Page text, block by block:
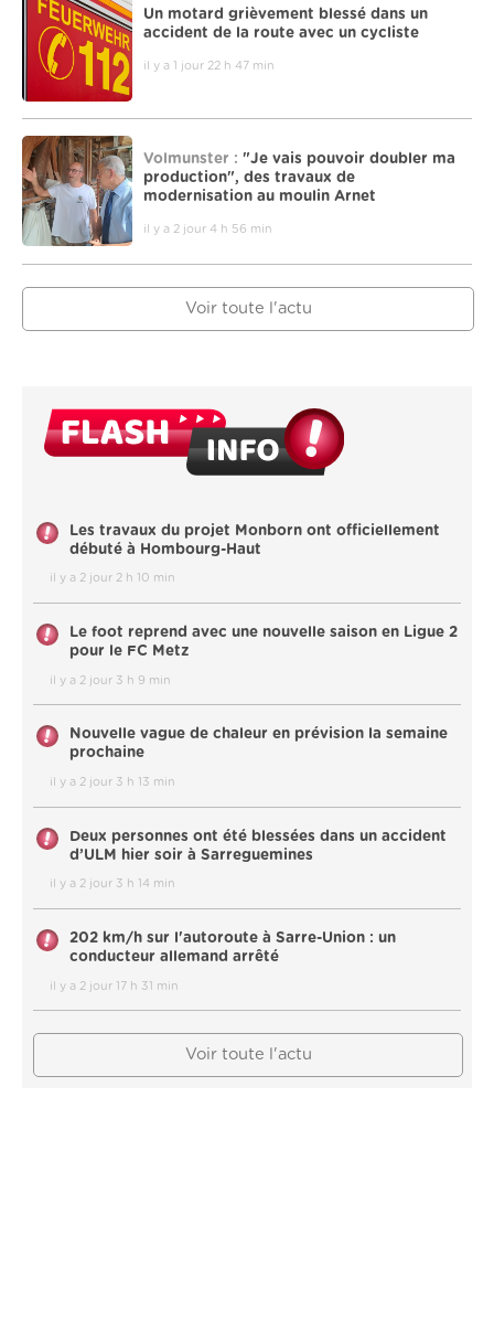
Un motard grièvement blessé dans un
accident de la route avec un cycliste
il y a 1 jour 22 h 47 min
Volmunster : "Je vais pouvoir doubler ma
production", des travaux de
modernisation au moulin Arnet
il y a 2 jour 4 h 56 min
Voir toute l'actu
Les travaux du projet Monborn ont officiellement
débuté à Hombourg-Haut
il y a 2 jour 2 h 10 min
Le foot reprend avec une nouvelle saison en Ligue 2
pour le FC Metz
il y a 2 jour 3 h 9 min
Nouvelle vague de chaleur en prévision la semaine
prochaine
il y a 2 jour 3 h 13 min
Deux personnes ont été blessées dans un accident
d’ULM hier soir à Sarreguemines
il y a 2 jour 3 h 14 min
202 km/h sur l'autoroute à Sarre-Union : un
conducteur allemand arrêté
il y a 2 jour 17 h 31 min
Voir toute l'actu